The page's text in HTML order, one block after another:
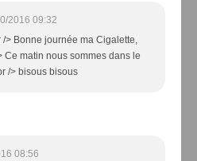
2016 09:32
> Bonne journée ma Cigalette,
matin nous sommes dans le
/> bisous bisous
08:56